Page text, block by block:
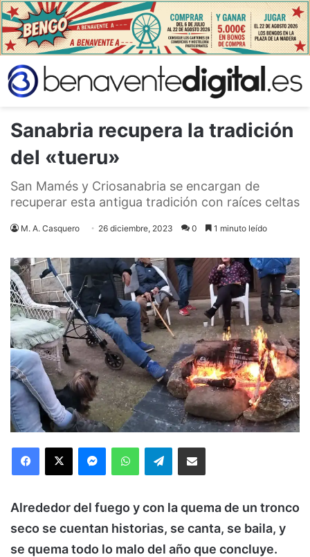
Sanabria recupera la tradición
del «tueru»
San Mamés y Criosanabria se encargan de
recuperar esta antigua tradición con raíces celtas
M. A. Casquero 26 diciembre, 2023 0 1 minuto leído
Facebook
X MessengerWhatsAppTelegramCompartir via Email
Alrededor del fuego y con la quema de un tronco
seco se cuentan historias, se canta, se baila, y
se quema todo lo malo del año que concluye.